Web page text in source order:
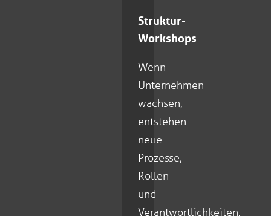
Struktur-
Workshops
Wenn
Unternehmen
wachsen,
entstehen
neue
Prozesse,
Rollen
und
Verantwortlichkeiten.